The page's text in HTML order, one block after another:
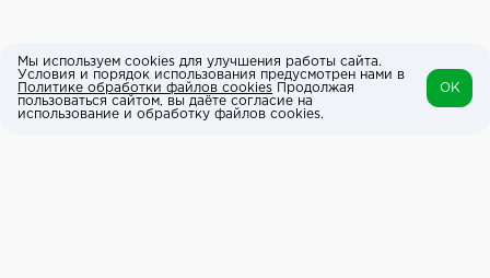
Мы используем cookies для улучшения работы сайта.
Условия и порядок использования предусмотрен нами в
Политике обработки файлов cookies Продолжая
пользоваться сайтом, вы даёте согласие на
использование и обработку файлов cookies.
OK